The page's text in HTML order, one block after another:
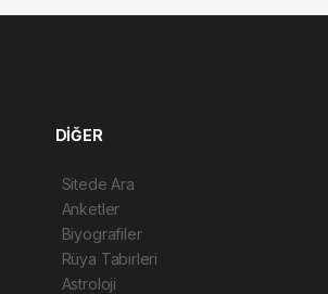
DİĞER
Sitede Ara
Anketler
Biyografiler
Rüya Tabirleri
Astroloji